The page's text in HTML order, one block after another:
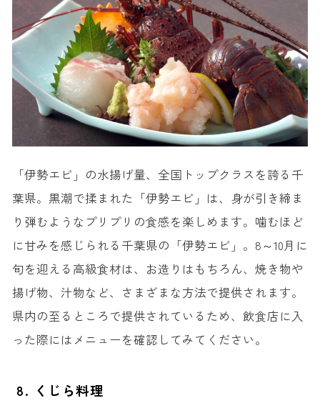
「伊勢エビ」の水揚げ量、全国トップクラスを誇る千
葉県。黒潮で揉まれた「伊勢エビ」は、身が引き締ま
り弾むようなプリプリの食感を楽しめます。噛むほど
に甘みを感じられる千葉県の「伊勢エビ」。8～10月に
旬を迎える高級食材は、お造りはもちろん、焼き物や
揚げ物、汁物など、さまざまな方法で提供されます。
県内の至るところで提供されているため、飲食店に入
った際にはメニューを確認してみてください。
8. くじら料理